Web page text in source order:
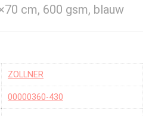
cm, 600 gsm, blauw
‎ZOLLNER
‎00000360-430